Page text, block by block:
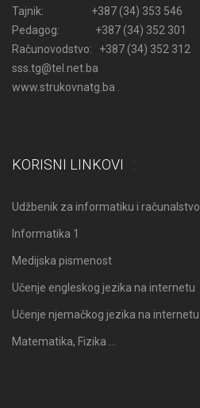
Tajnik: +387 (34) 353 546
Pedagog: +387 (34) 352 301
Računovodstvo: +387 (34) 352 312
sss.tg@tel.net.ba
www.strukovnatg.ba .
KORISNI LINKOVI
Udžbenik za informatiku i računalstvo
Informatika 1
Medijska pismenost
Učenje engleskog jezika na internetu
Učenje njemačkog jezika na internetu
Matematika, Fizika …